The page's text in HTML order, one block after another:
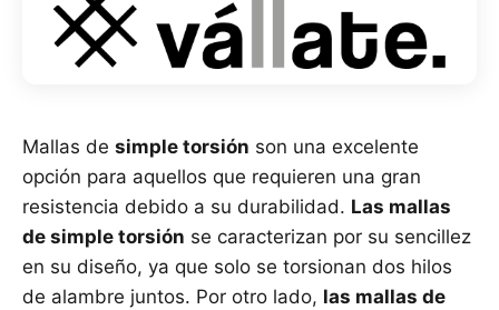
Mallas de simple torsión son una excelente
opción para aquellos que requieren una gran
resistencia debido a su durabilidad. Las mallas
de simple torsión se caracterizan por su sencillez
en su diseño, ya que solo se torsionan dos hilos
de alambre juntos. Por otro lado, las mallas de